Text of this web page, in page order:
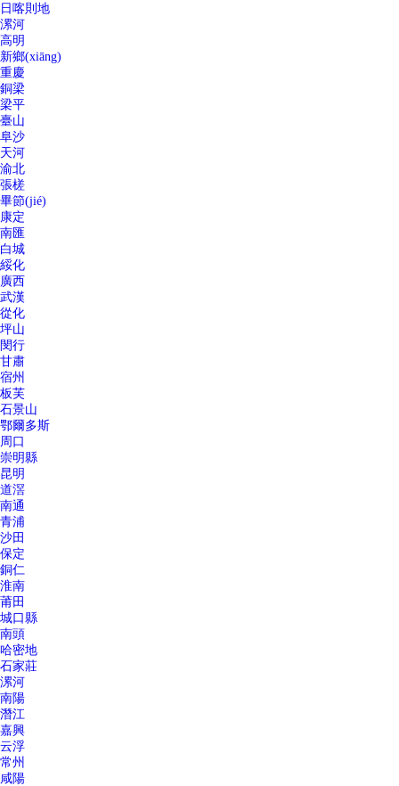
日喀則地
漯河
高明
新鄉(xiāng)
重慶
銅梁
梁平
臺山
阜沙
天河
渝北
張槎
畢節(jié)
康定
南匯
白城
綏化
廣西
武漢
從化
坪山
閔行
甘肅
宿州
板芙
石景山
鄂爾多斯
周口
崇明縣
昆明
道滘
南通
青浦
沙田
保定
銅仁
淮南
莆田
城口縣
南頭
哈密地
石家莊
漯河
南陽
潛江
嘉興
云浮
常州
咸陽